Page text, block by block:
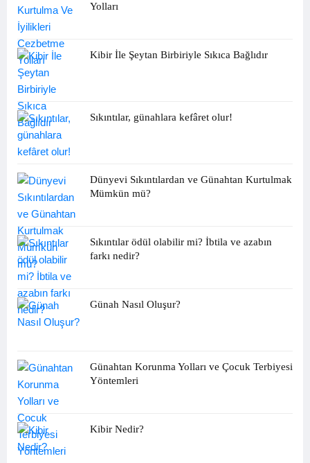
Yolları
Kibir İle Şeytan Birbiriyle Sıkıca Bağlıdır
Sıkıntılar, günahlara kefâret olur!
Dünyevi Sıkıntılardan ve Günahtan Kurtulmak
Mümkün mü?
Sıkıntılar ödül olabilir mi? İbtila ve azabın
farkı nedir?
Günah Nasıl Oluşur?
Günahtan Korunma Yolları ve Çocuk Terbiyesi
Yöntemleri
Kibir Nedir?